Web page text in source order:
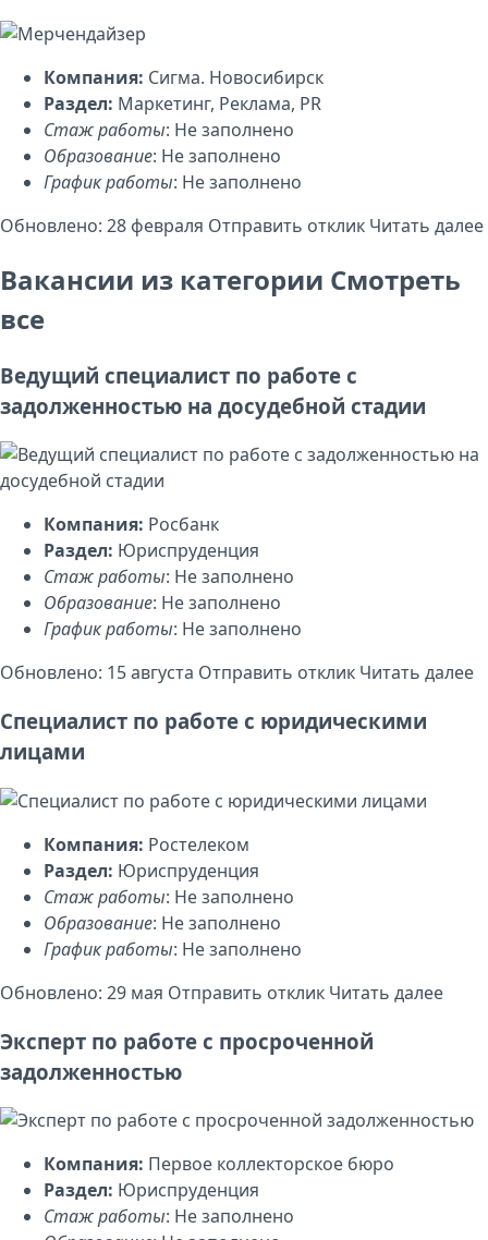
Компания: Сигма. Новосибирск
Раздел: Маркетинг, Реклама, PR
Стаж работы: Не заполнено
Образование: Не заполнено
График работы: Не заполнено
Обновлено: 28 февраля Отправить отклик Читать далее
Вакансии из категории Смотреть
все
Ведущий специалист по работе с
задолженностью на досудебной стадии
Компания: Росбанк
Раздел: Юриспруденция
Стаж работы: Не заполнено
Образование: Не заполнено
График работы: Не заполнено
Обновлено: 15 августа Отправить отклик Читать далее
Специалист по работе с юридическими
лицами
Компания: Ростелеком
Раздел: Юриспруденция
Стаж работы: Не заполнено
Образование: Не заполнено
График работы: Не заполнено
Обновлено: 29 мая Отправить отклик Читать далее
Эксперт по работе с просроченной
задолженностью
Компания: Первое коллекторское бюро
Раздел: Юриспруденция
Стаж работы: Не заполнено